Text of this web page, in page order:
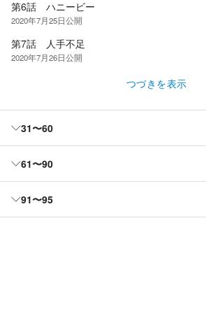
第6話 ハニービー
2020年7月25日公開
第7話 人手不足
2020年7月26日公開
つづきを表示
31〜60
61〜90
91〜95